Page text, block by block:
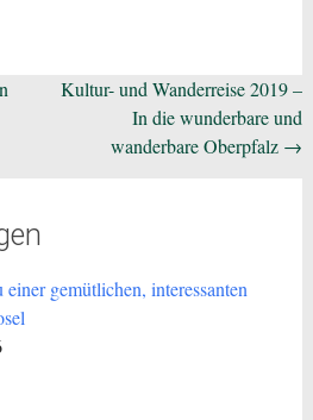
Kultur- und Wanderreise 2019 –
In die wunderbare und
wanderbare Oberpfalz →
gemütlichen, interessanten